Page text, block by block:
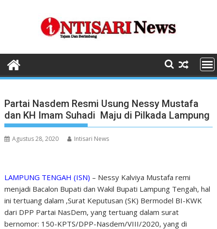
Partai Nasdem Resmi Usung Nessy Mustafa
dan KH Imam Suhadi Maju di Pilkada Lampung
Agustus 28, 2020 Intisari News
LAMPUNG TENGAH (ISN) – Nessy Kalviya Mustafa remi
menjadi Bacalon Bupati dan Wakil Bupati Lampung Tengah, hal
ini tertuang dalam ,Surat Keputusan (SK) Bermodel BI-KWK
dari DPP Partai NasDem, yang tertuang dalam surat
bernomor: 150-KPTS/DPP-Nasdem/VIII/2020, yang di